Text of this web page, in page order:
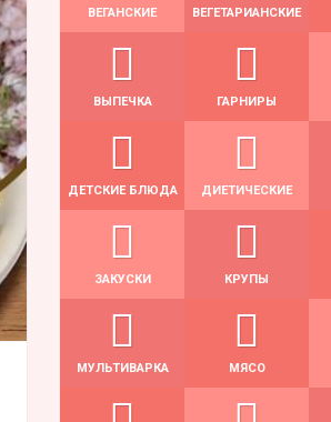
ВЕГАНСКИЕ ВЕГЕТАРИАНСКИЕ
ВЫПЕЧКА ГАРНИРЫ
ДЕТСКИЕ БЛЮДА ДИЕТИЧЕСКИЕ
ЗАКУСКИ КРУПЫ
МУЛЬТИВАРКА МЯСО